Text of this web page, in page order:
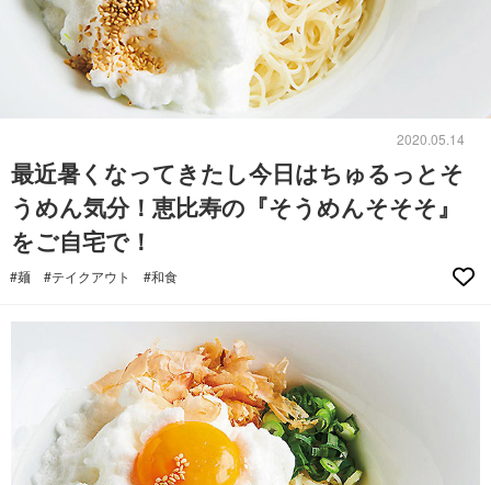
2020.05.14
最近暑くなってきたし今日はちゅるっとそ
うめん気分！恵比寿の『そうめんそそそ』
をご自宅で！
#麺 #テイクアウト #和食